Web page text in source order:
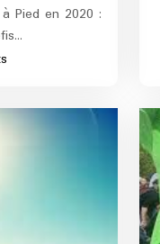
Pied en 2020 :